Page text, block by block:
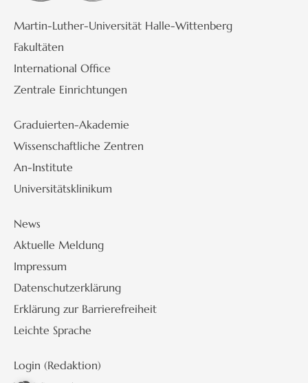
Martin-Luther-Universität Halle-Wittenberg
Fakultäten
International Office
Zentrale Einrichtungen
Graduierten-Akademie
Wissenschaftliche Zentren
An-Institute
Universitätsklinikum
News
Aktuelle Meldung
Impressum
Datenschutzerklärung
Erklärung zur Barrierefreiheit
Leichte Sprache
Login (Redaktion)